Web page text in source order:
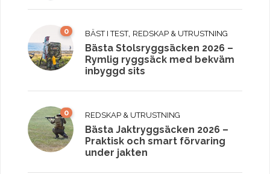
0 BÄST I TEST, REDSKAP & UTRUSTNING
Bästa Stolsryggsäcken 2026 –
Rymlig ryggsäck med bekväm
inbyggd sits
0 REDSKAP & UTRUSTNING
Bästa Jaktryggsäcken 2026 –
Praktisk och smart förvaring
under jakten